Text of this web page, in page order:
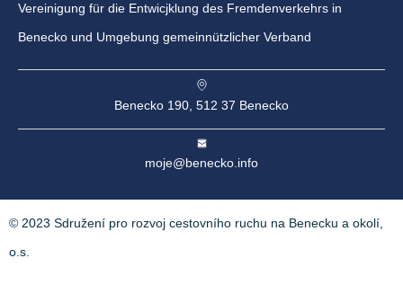
Vereinigung für die Entwicjklung des Fremdenverkehrs in
Benecko und Umgebung gemeinnützlicher Verband
Benecko 190, 512 37 Benecko
moje@benecko.info
© 2023 Sdružení pro rozvoj cestovního ruchu na Benecku a okolí,
o.s.